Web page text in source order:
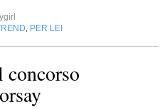
PER LEI